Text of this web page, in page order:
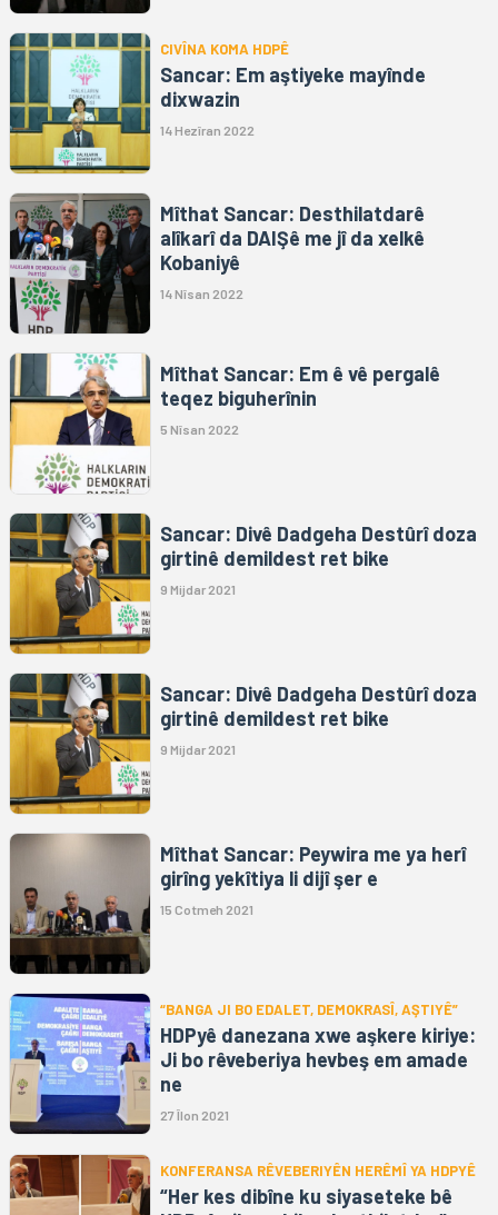
CIVÎNA KOMA HDPÊ
Sancar: Em aştiyeke mayînde
dixwazin
14 Hezîran 2022
Mîthat Sancar: Desthilatdarê
alîkarî da DAIŞê me jî da xelkê
Kobaniyê
14 Nîsan 2022
Mîthat Sancar: Em ê vê pergalê
teqez biguherînin
5 Nîsan 2022
Sancar: Divê Dadgeha Destûrî doza
girtinê demildest ret bike
9 Mijdar 2021
Sancar: Divê Dadgeha Destûrî doza
girtinê demildest ret bike
9 Mijdar 2021
Mîthat Sancar: Peywira me ya herî
girîng yekîtiya li dijî şer e
15 Cotmeh 2021
“BANGA JI BO EDALET, DEMOKRASÎ, AŞTIYÊ”
HDPyê danezana xwe aşkere kiriye:
Ji bo rêveberiya hevbeş em amade
ne
27 Îlon 2021
KONFERANSA RÊVEBERIYÊN HERÊMÎ YA HDPYÊ
“Her kes dibîne ku siyaseteke bê